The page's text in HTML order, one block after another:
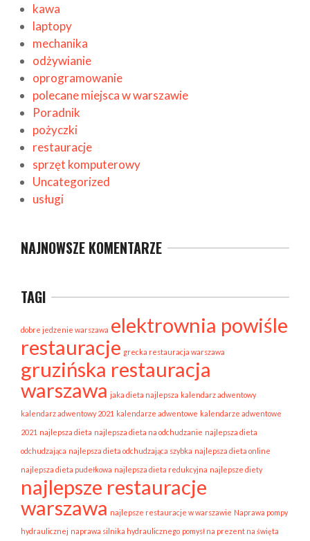
kawa
laptopy
mechanika
odżywianie
oprogramowanie
polecane miejsca w warszawie
Poradnik
pożyczki
restauracje
sprzęt komputerowy
Uncategorized
usługi
NAJNOWSZE KOMENTARZE
TAGI
dobre jedzenie warszawa elektrownia powiśle
restauracje grecka restauracja warszawa
gruzińska restauracja
warszawa jaka dieta najlepsza kalendarz adwentowy
kalendarz adwentowy 2021 kalendarze adwentowe kalendarze adwentowe
2021 najlepsza dieta najlepsza dieta na odchudzanie najlepsza dieta
odchudzająca najlepsza dieta odchudzająca szybka najlepsza dieta online
najlepsza dieta pudełkowa najlepsza dieta redukcyjna najlepsze diety
najlepsze restauracje
warszawa najlepsze restauracje w warszawie Naprawa pompy
hydraulicznej naprawa silnika hydraulicznego pomysł na prezent na święta